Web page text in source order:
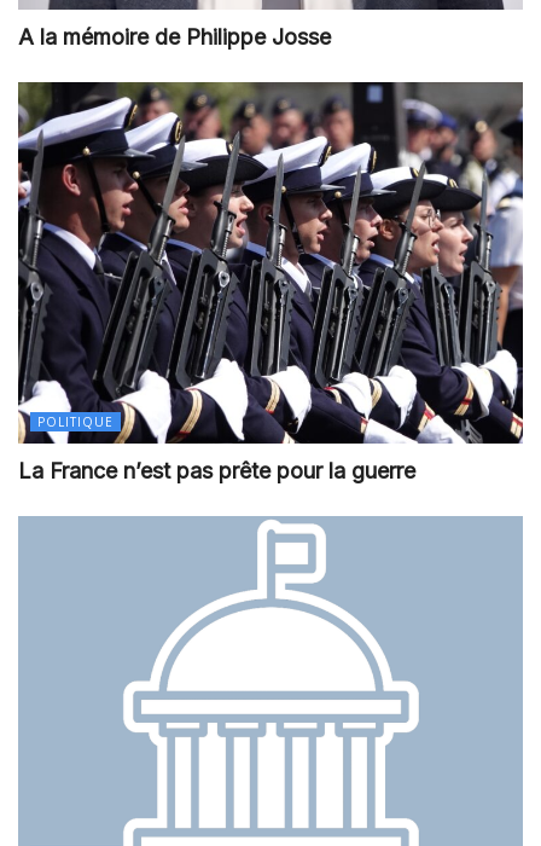
A la mémoire de Philippe Josse
POLITIQUE
La France n’est pas prête pour la guerre